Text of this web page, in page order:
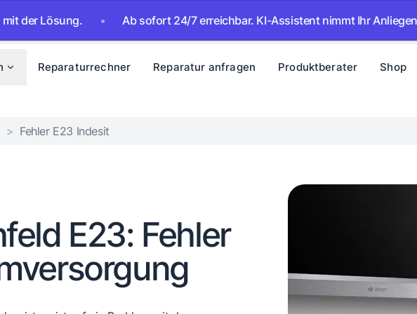
Lösung. • Ab sofort 24/7 erreichbar. KI-Assistent nimmt Ihr Anliegen auf
Reparaturrechner Reparatur anfragen Produktberater Shop
> Fehler E23 Indesit
E23: Fehler